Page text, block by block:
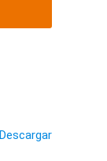
Descargar